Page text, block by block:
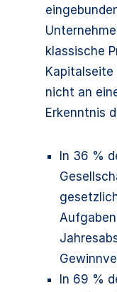
klassische
nicht an
Erkenntnis
In 36 %
In 69 %